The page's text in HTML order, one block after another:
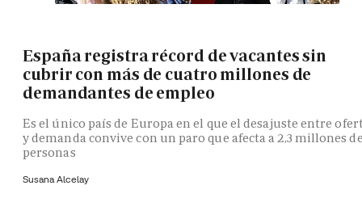
España registra récord de vacantes sin
cubrir con más de cuatro millones de
demandantes de empleo
Es el único país de Europa en el que el desajuste entre
y demanda convive con un paro que afecta a 2,3 millones
personas
Susana Alcelay